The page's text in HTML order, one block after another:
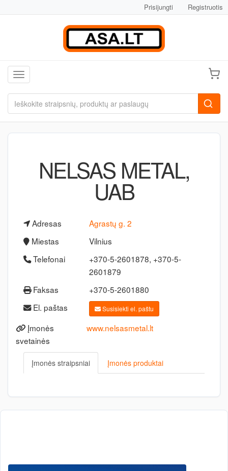
Prisijungti Registruotis
Toggle navigation
NELSAS METAL,
UAB
Adresas
Agrastų g. 2
Miestas
Vilnius
Telefonai
+370-5-2601878, +370-5-
2601879
Faksas
+370-5-2601880
El. paštas
Susisiekti el. paštu
Įmonės
svetainės
www.nelsasmetal.lt
Įmonės straipsniai Įmonės produktai